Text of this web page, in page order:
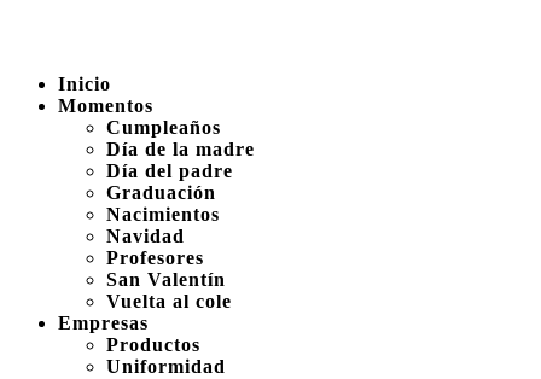
Inicio
Momentos
Cumpleaños
Día de la madre
Día del padre
Graduación
Nacimientos
Navidad
Profesores
San Valentín
Vuelta al cole
Empresas
Productos
Uniformidad